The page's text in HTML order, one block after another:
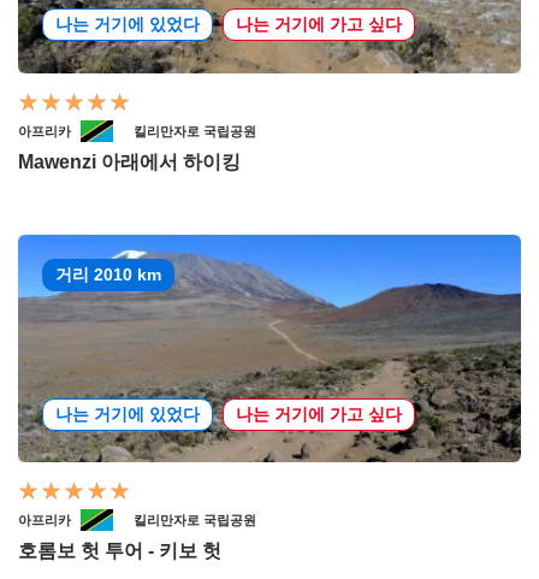
나는 거기에 있었다 나는 거기에 가고 싶다
아프리카 킬리만자로 국립공원
Mawenzi 아래에서 하이킹
거리 2010 km
나는 거기에 있었다 나는 거기에 가고 싶다
아프리카 킬리만자로 국립공원
호롬보 헛 투어 - 키보 헛